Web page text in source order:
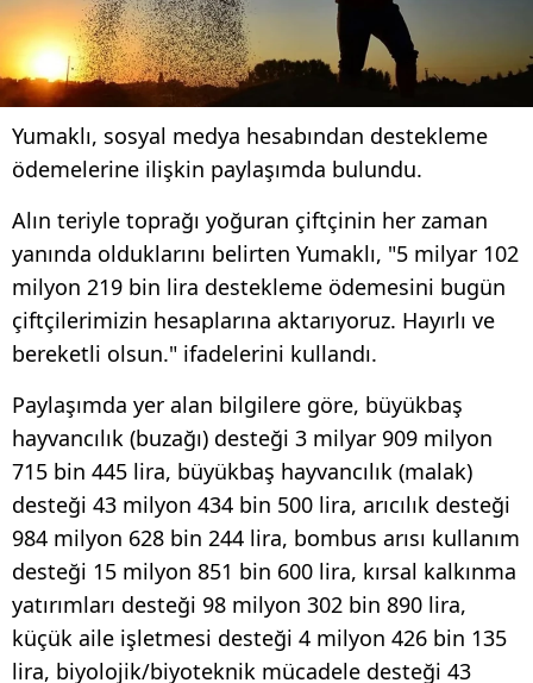
Yumaklı, sosyal medya hesabından destekleme
ödemelerine ilişkin paylaşımda bulundu.
Alın teriyle toprağı yoğuran çiftçinin her zaman
yanında olduklarını belirten Yumaklı, "5 milyar 102
milyon 219 bin lira destekleme ödemesini bugün
çiftçilerimizin hesaplarına aktarıyoruz. Hayırlı ve
bereketli olsun." ifadelerini kullandı.
Paylaşımda yer alan bilgilere göre, büyükbaş
hayvancılık (buzağı) desteği 3 milyar 909 milyon
715 bin 445 lira, büyükbaş hayvancılık (malak)
desteği 43 milyon 434 bin 500 lira, arıcılık desteği
984 milyon 628 bin 244 lira, bombus arısı kullanım
desteği 15 milyon 851 bin 600 lira, kırsal kalkınma
yatırımları desteği 98 milyon 302 bin 890 lira,
küçük aile işletmesi desteği 4 milyon 426 bin 135
lira, biyolojik/biyoteknik mücadele desteği 43